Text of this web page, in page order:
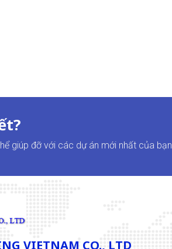
giúp đỡ với các dự án mới nhất của bạn
VIETNAM CO., LTD